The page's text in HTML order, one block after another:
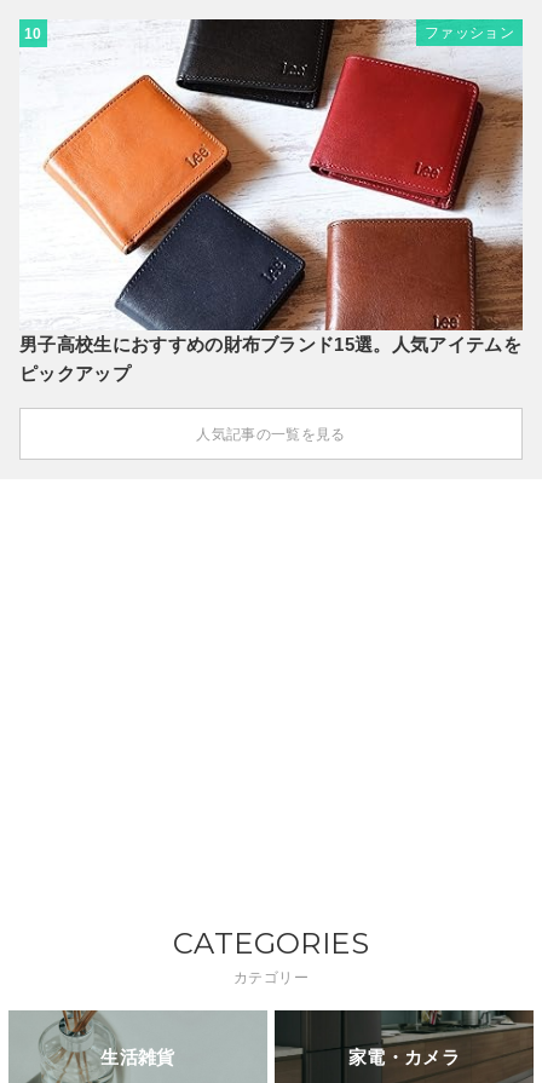
10 ファッション
男子高校生におすすめの財布ブランド15選。人気アイテムを
ピックアップ
人気記事の一覧を見る
CATEGORIES
カテゴリー
生活雑貨 家電・カメラ